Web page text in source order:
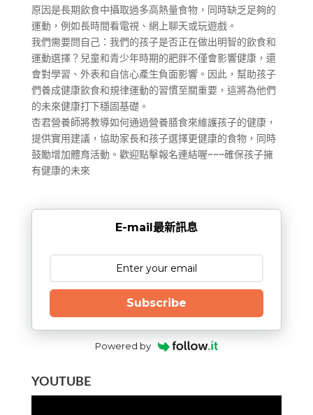
原因是長期飲食中攝取過多高熱量食物，同時缺乏足夠的
運動，例如長時間看電視、網上聊天或玩遊戲。
我們需要問自己：我們的孩子是否正在做出明智的飲食和
運動選擇？兒童和青少年時期的肥胖不僅會影響健康，還
會對學習、外表和自信心產生負面影響。因此，幫助孩子
們養成健康飲食和規律運動的習慣至關重要，這將為他們
的未來健康打下穩固基礎。
杏君營養師將教導如何通過營養膳食來維護孩子的健康，
提供實用建議，協助家長和孩子選擇更健康的食物，同時
鼓勵增加體育活動。歡迎點擊報名連結喔~~~確保孩子擁
有健康的未來
E-mail最新訊息
Subscribe
Powered by
YOUTUBE